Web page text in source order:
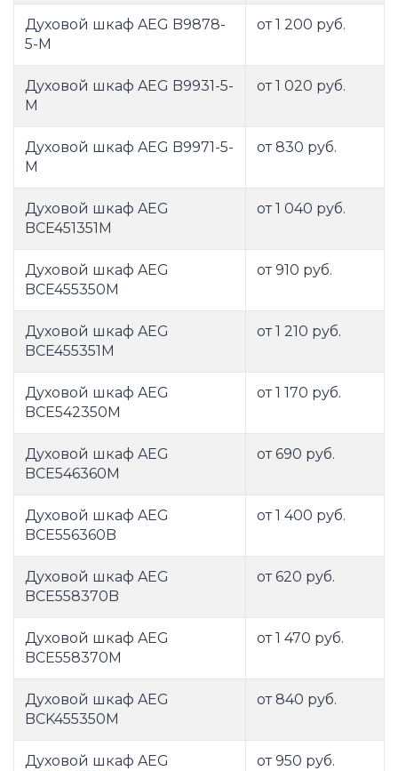
Духовой шкаф AEG B9878-
5-M
от 1 200 руб.
Духовой шкаф AEG B9931-5-
M
от 1 020 руб.
Духовой шкаф AEG B9971-5-
M
от 830 руб.
Духовой шкаф AEG
BCE451351M
от 1 040 руб.
Духовой шкаф AEG
BCE455350M
от 910 руб.
Духовой шкаф AEG
BCE455351M
от 1 210 руб.
Духовой шкаф AEG
BCE542350M
от 1 170 руб.
Духовой шкаф AEG
BCE546360M
от 690 руб.
Духовой шкаф AEG
BCE556360B
от 1 400 руб.
Духовой шкаф AEG
BCE558370B
от 620 руб.
Духовой шкаф AEG
BCE558370M
от 1 470 руб.
Духовой шкаф AEG
BCK455350M
от 840 руб.
Духовой шкаф AEG
от 950 руб.